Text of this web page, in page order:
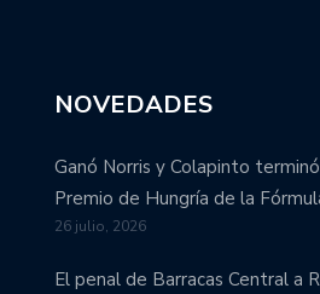
NOVEDADES
Ganó Norris y Colapinto
Premio de Hungría de la
26 julio, 2026
El penal de Barracas Central a